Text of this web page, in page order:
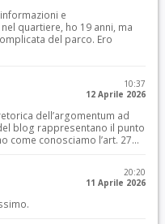
e
quartiere, ho 19 anni, ma
del parco. Ero
10:37
12 Aprile 2026
dell’argomentum ad
blog rappresentano il punto
come conosciamo l’art. 27...
20:20
11 Aprile 2026